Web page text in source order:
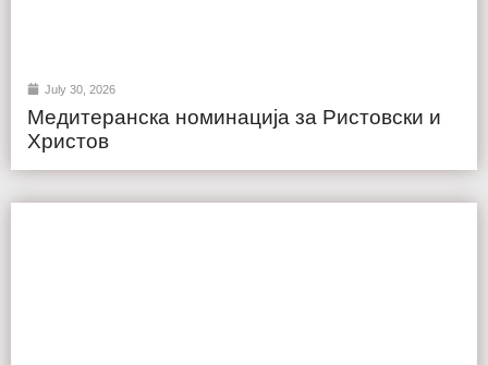
July 30, 2026
Медитеранска номинација за Ристовски и
Христов